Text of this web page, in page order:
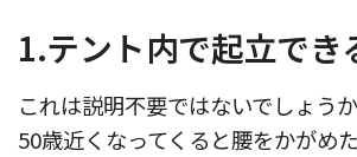
1.テント内で起立でき
これは説明不要ではないでしょう
50歳近くなってくると腰をかがめ